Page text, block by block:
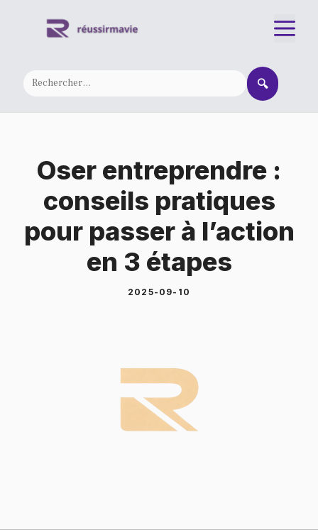
🔍
Oser entreprendre :
conseils pratiques
pour passer à l’action
en 3 étapes
2025-09-10